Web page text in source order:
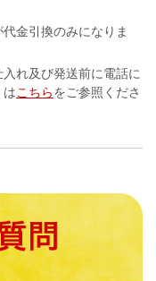
金引換のみになりま
れ及び発送前に電話に
はこちらをご参照くださ